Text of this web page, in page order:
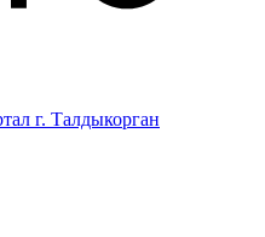
г. Талдыкорган